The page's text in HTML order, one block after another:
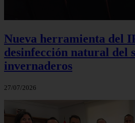
Nueva herramienta del
desinfección natural del
invernaderos
27/07/2026